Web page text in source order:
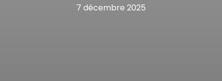
7 décembre 2025